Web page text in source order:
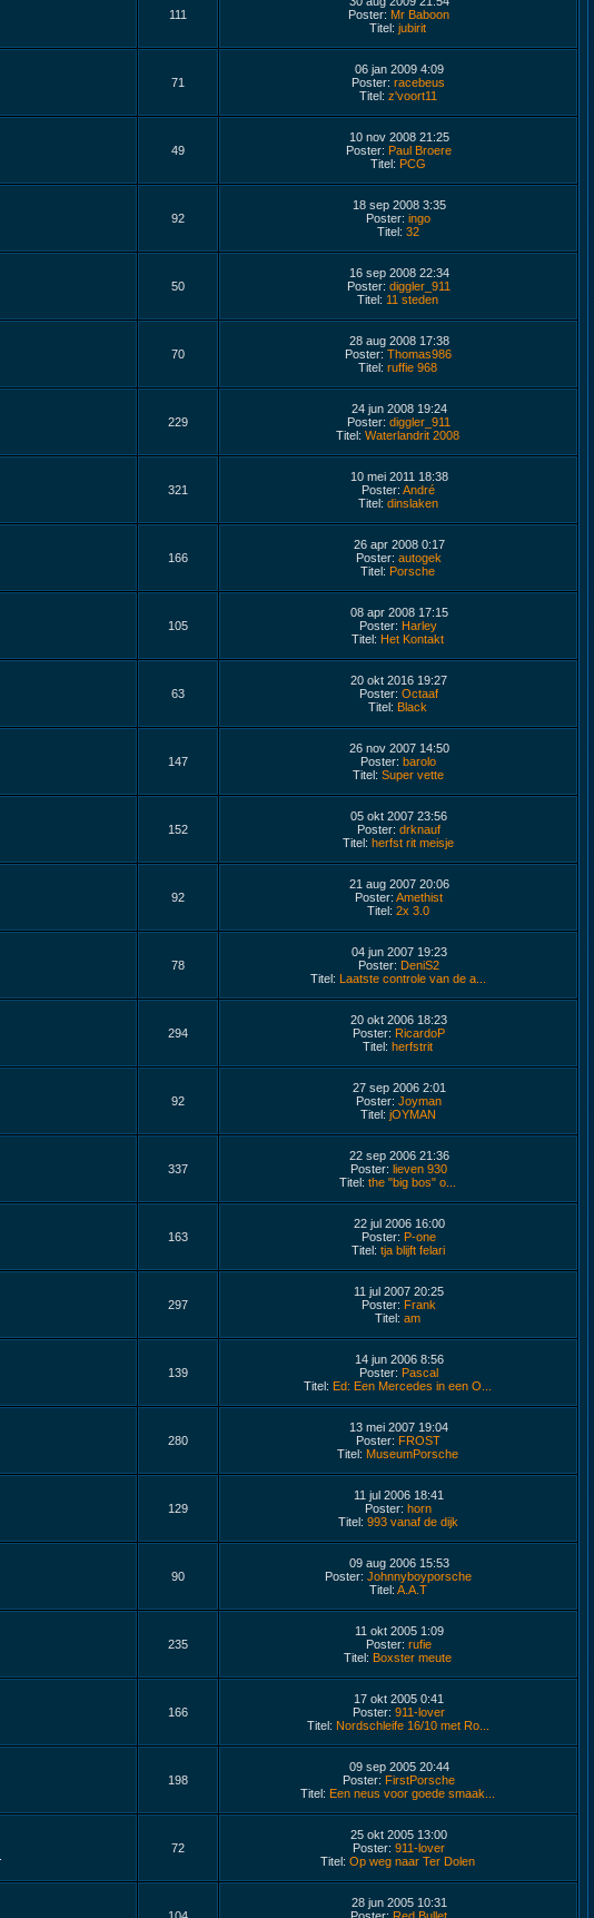
111
Poster: Mr Baboon
Titel: jubirit
71
06 jan 2009 4:09
Poster: racebeus
Titel: z'voort11
49
10 nov 2008 21:25
Poster: Paul Broere
Titel: PCG
92
18 sep 2008 3:35
Poster: ingo
Titel: 32
50
16 sep 2008 22:34
Poster: diggler_911
Titel: 11 steden
70
28 aug 2008 17:38
Poster: Thomas986
Titel: ruffie 968
229
24 jun 2008 19:24
Poster: diggler_911
Titel: Waterlandrit 2008
321
10 mei 2011 18:38
Poster: André
Titel: dinslaken
166
26 apr 2008 0:17
Poster: autogek
Titel: Porsche
105
08 apr 2008 17:15
Poster: Harley
Titel: Het Kontakt
63
20 okt 2016 19:27
Poster: Octaaf
Titel: Black
147
26 nov 2007 14:50
Poster: barolo
Titel: Super vette
152
05 okt 2007 23:56
Poster: drknauf
Titel: herfst rit meisje
92
21 aug 2007 20:06
Poster: Amethist
Titel: 2x 3.0
78
04 jun 2007 19:23
Poster: DeniS2
Titel: Laatste controle van de a...
294
20 okt 2006 18:23
Poster: RicardoP
Titel: herfstrit
92
27 sep 2006 2:01
Poster: Joyman
Titel: jOYMAN
337
22 sep 2006 21:36
Poster: lieven 930
Titel: the "big bos" o...
163
22 jul 2006 16:00
Poster: P-one
Titel: tja blijft felari
297
11 jul 2007 20:25
Poster: Frank
Titel: am
139
14 jun 2006 8:56
Poster: Pascal
Titel: Ed: Een Mercedes in een O...
280
13 mei 2007 19:04
Poster: FROST
Titel: MuseumPorsche
129
11 jul 2006 18:41
Poster: horn
Titel: 993 vanaf de dijk
90
09 aug 2006 15:53
Poster: Johnnyboyporsche
Titel: A.A.T
235
11 okt 2005 1:09
Poster: rufie
Titel: Boxster meute
166
17 okt 2005 0:41
Poster: 911-lover
Titel: Nordschleife 16/10 met Ro...
198
09 sep 2005 20:44
Poster: FirstPorsche
Titel: Een neus voor goede smaak...
72
25 okt 2005 13:00
Poster: 911-lover
Titel: Op weg naar Ter Dolen
28 jun 2005 10:31